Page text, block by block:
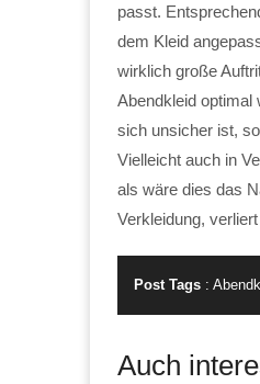
passt.
dem Kleid
wirklich große
Abendkleid optimal
sich unsicher ist,
Vielleicht auch in
als wäre dies das
Verkleidung,
Post Tags :
Auch